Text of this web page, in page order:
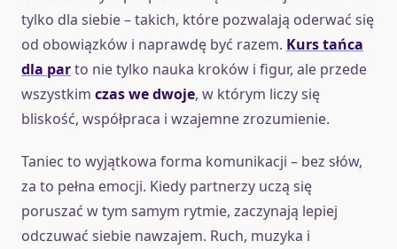
tylko dla siebie – takich, które pozwalają oderwać się
od obowiązków i naprawdę być razem. Kurs tańca
dla parto nie tylko nauka kroków i figur, ale przede
wszystkim czas we dwoje, w którym liczy się
bliskość, współpraca i wzajemne zrozumienie.
Taniec to wyjątkowa forma komunikacji – bez słów,
za to pełna emocji. Kiedy partnerzy uczą się
poruszać w tym samym rytmie, zaczynają lepiej
odczuwać siebie nawzajem. Ruch, muzyka i